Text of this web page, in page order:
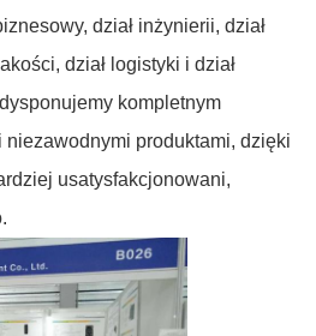
dział inżynierii, dział
dział logistyki i dział
kompletnym
produktami, dzięki
usatysfakcjonowani,